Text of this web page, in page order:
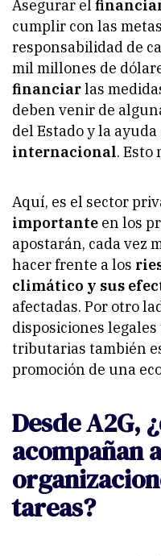
Asegurar el
cumplir con las
responsabilidad de
mil millones de
financiarlas
deben venir de
del Estado y la ayuda
internacional. Esto
Aquí, es el sector
importante en los
apostarán, cada vez
hacer frente a los
climático y sus
afectadas. Por otro
disposiciones
tributarias también
promoción de una
Desde A2G,
acompañan
tareas?